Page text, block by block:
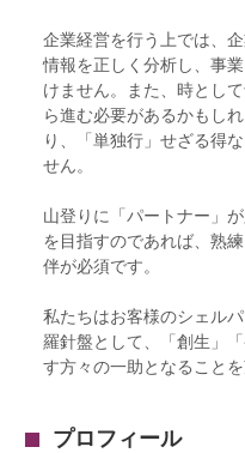
企業経営を行う上では、
情報を正しく分析し、事
けません。また、時とし
ら進む必要があるかもし
り、「単独行」せざる得
せん。
山登りに「パートナー」
を目指すのであれば、熟
伴が必須です。
私たちはお客様のシェル
羅針盤として、「創生」
す方々の一助となることを
プロフィール